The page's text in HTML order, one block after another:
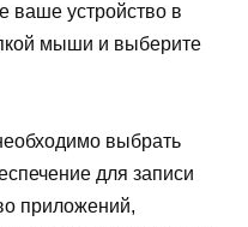
ваше устройство в
мыши и выберите
выбрать
для записи
приложений,